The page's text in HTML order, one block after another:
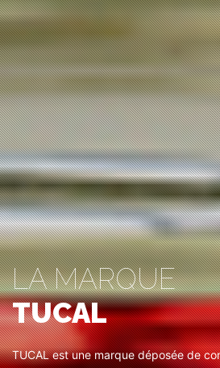
LA MARQUE
TUCAL
TUCAL est une marque déposée de